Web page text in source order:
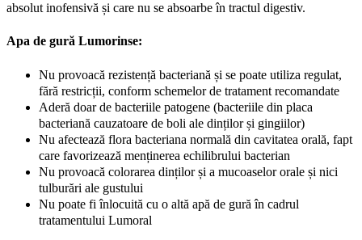
absolut inofensivă și care nu se absoarbe în tractul digestiv.
Apa de gură Lumorinse:
Nu provoacă rezistență bacteriană și se poate utiliza regulat,
fără restricții, conform schemelor de tratament recomandate
Aderă doar de bacteriile patogene (bacteriile din placa
bacteriană cauzatoare de boli ale dinților și gingiilor)
Nu afectează flora bacteriana normală din cavitatea orală, fapt
care favorizează menținerea echilibrului bacterian
Nu provoacă colorarea dinților și a mucoaselor orale și nici
tulburări ale gustului
Nu poate fi înlocuită cu o altă apă de gură în cadrul
tratamentului Lumoral